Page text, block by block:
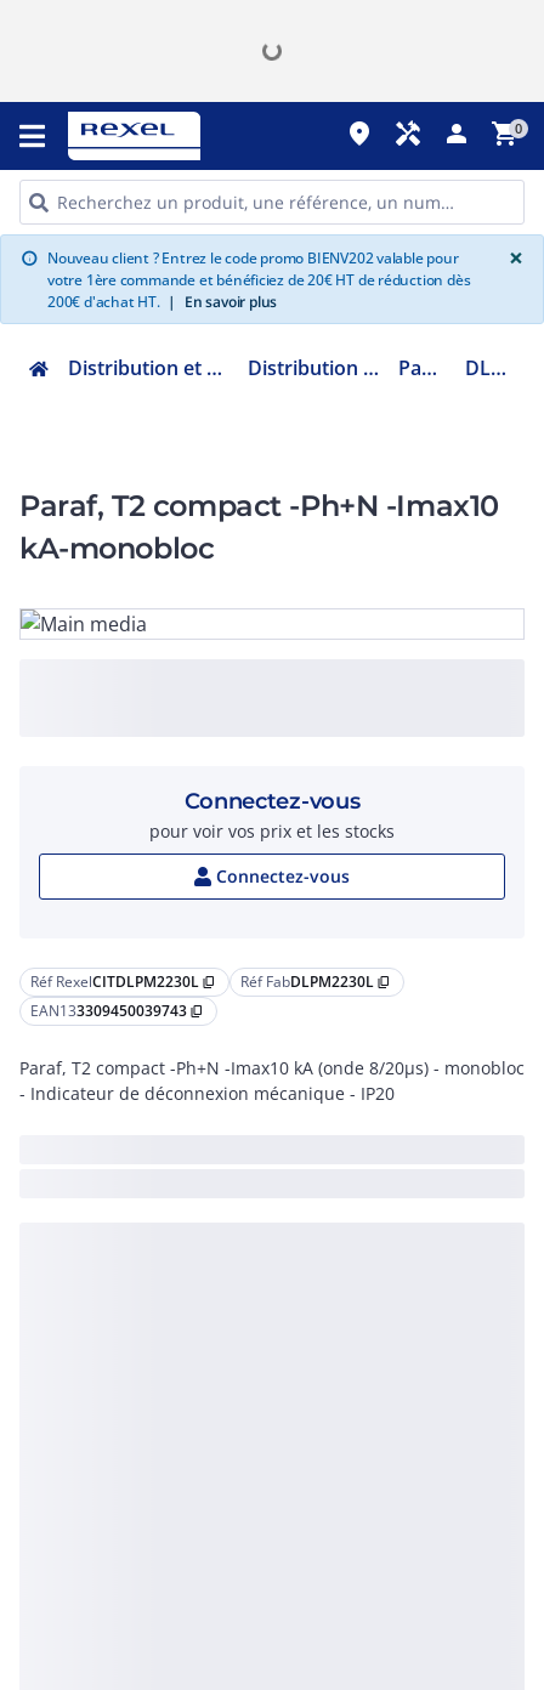
place handyman person shopping_cart0
info Nouveau client ? Entrez le code promo BIENV202 valable pour
votre 1ère commande et bénéficiez de 20€ HT de réduction dès
200€ d'achat HT. | En savoir plus
×
Distribution et gestion de l'énergie Distribution et protection AC Parafoudre DLPM2230L
Paraf, T2 compact -Ph+N -Imax10
kA-monobloc
Réf RexelCITDLPM2230L content_copy Réf FabDLPM2230L content_copy
EAN133309450039743 content_copy
Paraf, T2 compact -Ph+N -Imax10 kA (onde 8/20µs) - monobloc
- Indicateur de déconnexion mécanique - IP20
Connectez-vous
pour voir vos prix et les stocks
Connectez-vous